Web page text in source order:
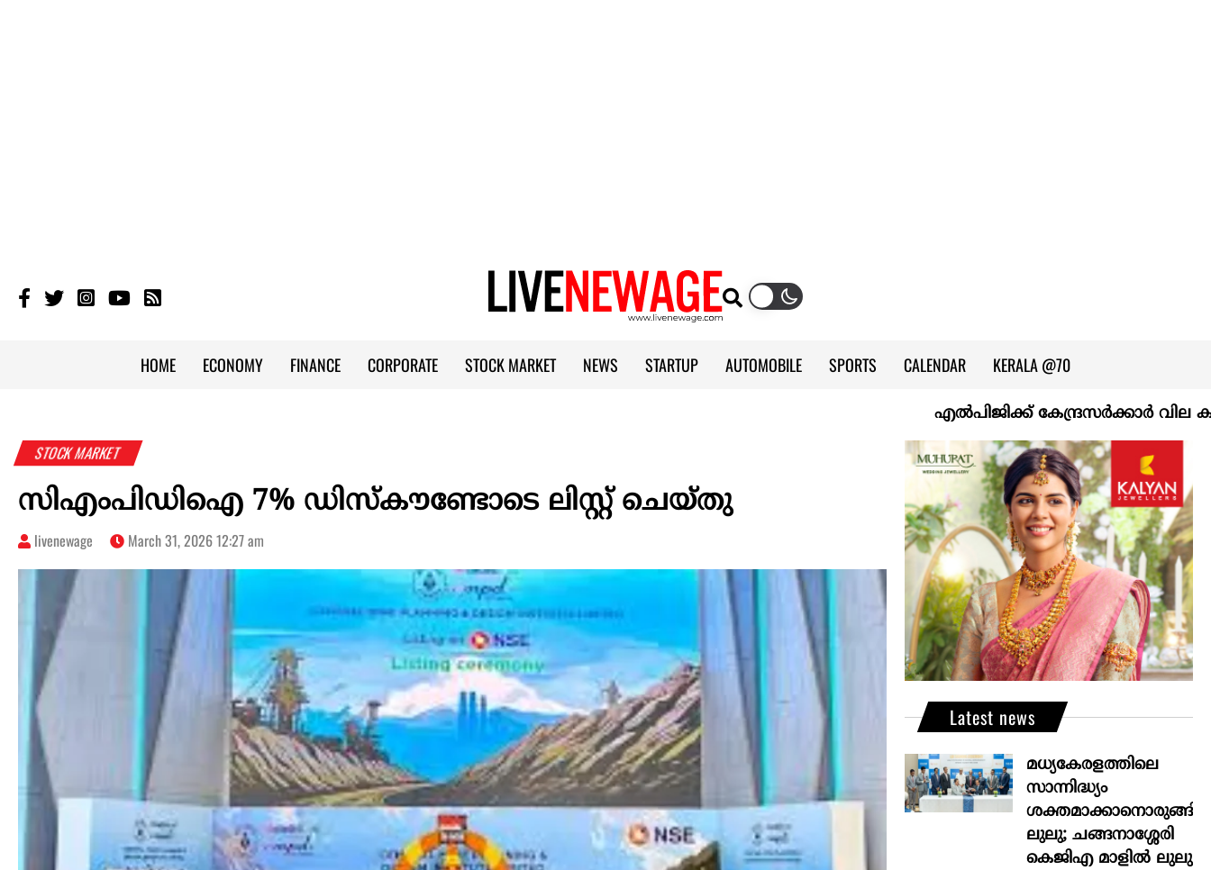
HOME ECONOMY FINANCE CORPORATE STOCK MARKET NEWS STARTUP AUTOMOBILE SPORTS CALENDAR KERALA @70
എല്‍പിജിക്ക് കേന്ദ്രസർക്കാർ വില
STOCK MARKET
സിഎംപിഡിഐ 7% ഡിസ്‌കൗണ്ടോടെ ലിസ്റ്റ്‌ ചെയ്‌തു
livenewage March 31, 2026 12:27 am
Latest news
മധ്യകേരളത്തിലെ
സാന്നിദ്ധ്യം
ശക്തമാക്കാനൊരുങ്ങി
ലുലു; ചങ്ങനാശ്ശേരി
കെജിഎ മാളിൽ ലുലു